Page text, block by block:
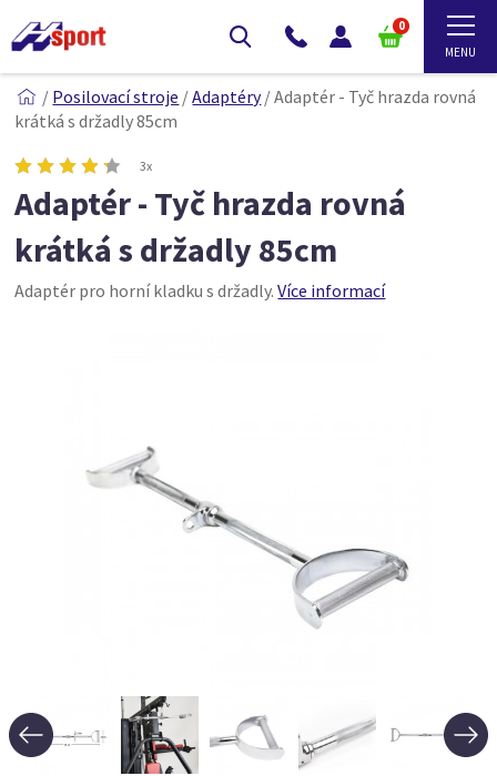
0
/ Posilovací stroje /Adaptéry/Adaptér - Tyč hrazda rovná
krátká s držadly 85cm
3x
Adaptér - Tyč hrazda rovná
krátká s držadly 85cm
Adaptér pro horní kladku s držadly.Více informací